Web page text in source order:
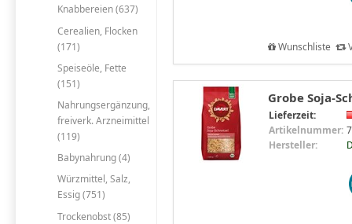
Knabbereien (637)
Cerealien, Flocken
(171)
Speiseöle, Fette
(151)
Nahrungsergänzung,
freiverk. Arzneimittel
(119)
Babynahrung (4)
Würzmittel, Salz,
Essig (751)
Trockenobst (85)
Wunschliste
Grobe Soja-
Lieferzeit:
Artikelnummer:
Hersteller: